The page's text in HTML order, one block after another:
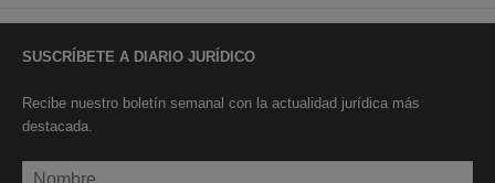
SUSCRÍBETE A DIARIO JURÍDICO
Recibe nuestro boletín semanal con la actualidad jurídica más
destacada.